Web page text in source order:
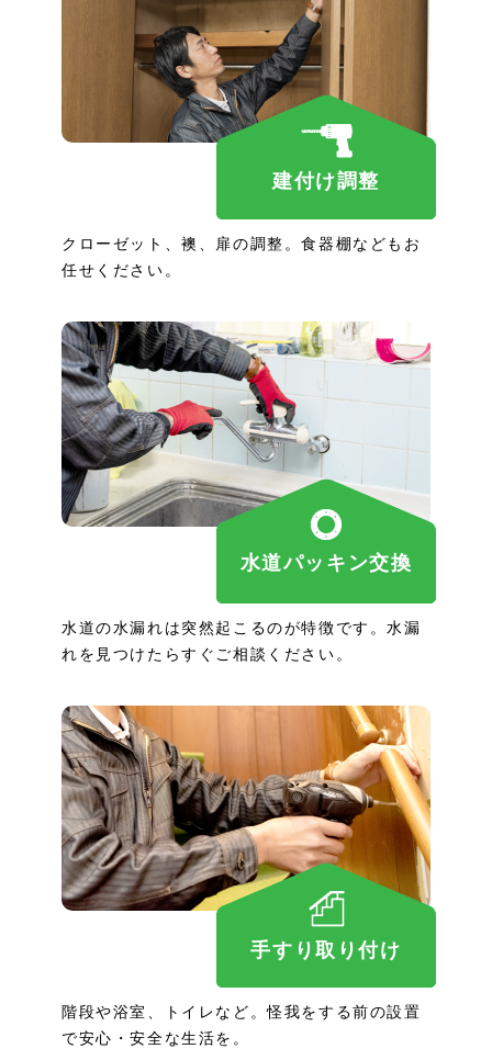
建付け調整
クローゼット、襖、扉の調整。食器棚などもお
任せください。
水道パッキン交換
水道の水漏れは突然起こるのが特徴です。水漏
れを見つけたらすぐご相談ください。
手すり取り付け
階段や浴室、トイレなど。怪我をする前の設置
で安心・安全な生活を。